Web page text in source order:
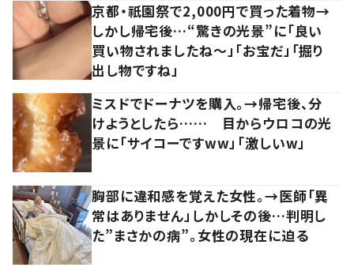
京都・祇園祭で2,000円で買った着物→
しかし帰宅後…“驚きの光景”に「良い
買い物されましたね～」「お宝だ」「掘り
出し物ですね」
ミスドでドーナツを購入。→帰宅後、分
けようとしたら…… 目からウロコの光
景に「サイコーですww」「激しいw」
胸部に違和感を覚えた女性。→医師「異
常はありません」しかしその後…判明し
た”まさかの病”。女性の現在に迫る